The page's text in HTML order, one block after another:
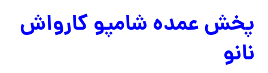
پخش عمده شامپو کارواش
نانو